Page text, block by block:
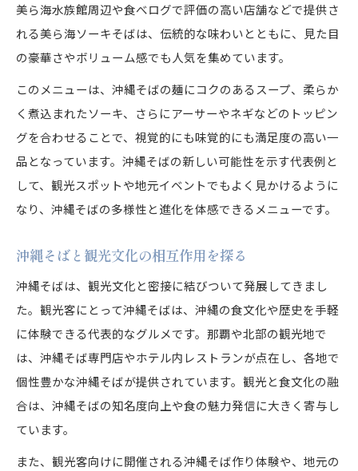
美ら海水族館周辺や食べログで評価の高い店舗などで提供さ
れる美ら海ソーキそばは、伝統的な味わいとともに、見た目
の豪華さやボリューム感でも人気を集めています。
このメニューは、沖縄そばの麺にコクのあるスープ、柔らか
く煮込まれたソーキ、さらにアーサーやネギなどのトッピン
グを合わせることで、視覚的にも味覚的にも満足度の高い一
品となっています。沖縄そばの新しい可能性を示す代表例と
して、観光スポットや地元イベントでもよく見かけるように
なり、沖縄そばの多様性と進化を体感できるメニューです。
沖縄そばと観光文化の相互作用を探る
沖縄そばは、観光文化と密接に結びついて発展してきまし
た。観光客にとって沖縄そばは、沖縄の食文化や歴史を手軽
に体験できる代表的なグルメです。那覇や北部の観光地で
は、沖縄そば専門店やホテル内レストランが点在し、各地で
個性豊かな沖縄そばが提供されています。観光と食文化の融
合は、沖縄そばの知名度向上や食の魅力発信に大きく寄与し
ています。
また、観光客向けに開催される沖縄そば作り体験や、地元の